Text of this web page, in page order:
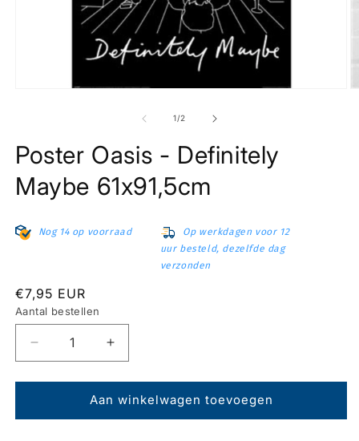
1/van
2
Poster Oasis - Definitely
Maybe 61x91,5cm
Nog 14 op voorraad
Op werkdagen voor 12
uur besteld, dezelfde dag
verzonden
Normale
prijs
€7,95 EUR
Aantal bestellen
Aantal
verlagen
voor
Oasis
Aantal
verhogen
voor
Poster
Oasis
Aan winkelwagen toevoegen